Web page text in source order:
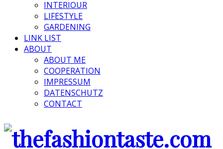
INTERIOUR
LIFESTYLE
GARDENING
LINK LIST
ABOUT
ABOUT ME
COOPERATION
IMPRESSUM
DATENSCHUTZ
CONTACT